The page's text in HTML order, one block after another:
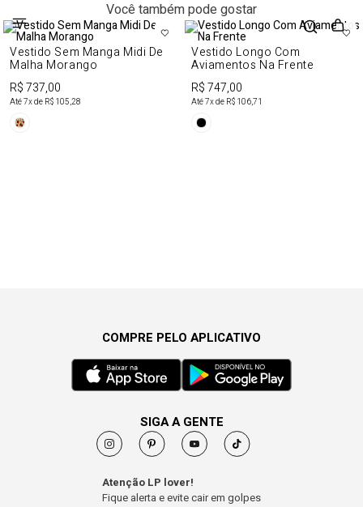
Você também pode gostar
Vestido Sem Manga Midi De
Malha Morango
R$ 737,00
Até7x de R$ 105,28
Vestido Longo Com
Aviamentos Na Frente
R$ 747,00
Até7x de R$ 106,71
COMPRE PELO APLICATIVO
SIGA A GENTE
Atenção LP lover!
Fique alerta e evite cair em golpes